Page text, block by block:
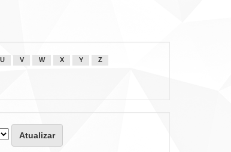
U V W X Y Z